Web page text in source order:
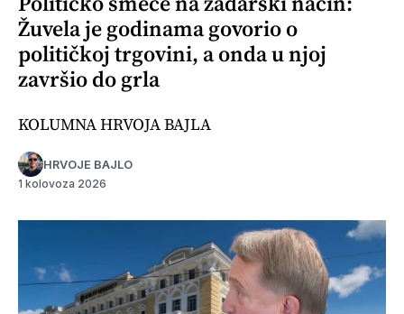
Žuvela je godinama govorio o
političkoj trgovini, a onda u njoj
završio do grla
KOLUMNA HRVOJA BAJLA
HRVOJE BAJLO
1 kolovoza 2026